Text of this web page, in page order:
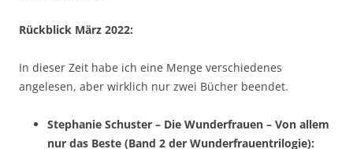
Rückblick März 2022:
In dieser Zeit habe ich eine Menge verschiedenes
angelesen, aber wirklich nur zwei Bücher beendet.
Stephanie Schuster – Die Wunderfrauen – Von allem
nur das Beste (Band 2 der Wunderfrauentrilogie):